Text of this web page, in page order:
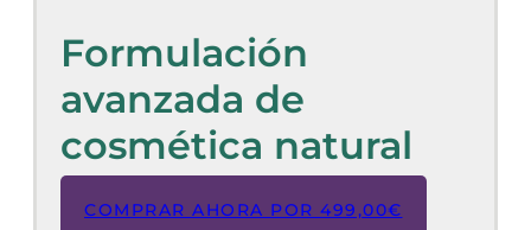
Formulación
avanzada de
cosmética natural
COMPRAR AHORA POR 499,00€